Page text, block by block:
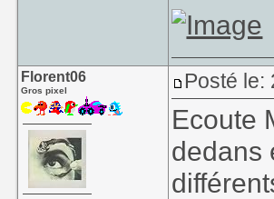
Florent06
Gros pixel Posté le:
Ecoute
dedans